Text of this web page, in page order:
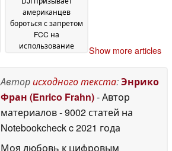
американцев
бороться с запретом
FCC на
использование
он ставит
важнейшие отрасли
промышленности в
"опасное
невыгодное
2026
Show more articles
Авторисходного текста:Энрико
Фран (Enrico Frahn)- Автор
материалов- 9002 статей на
Notebookcheckc 2021 года
Моя любовь к цифровым